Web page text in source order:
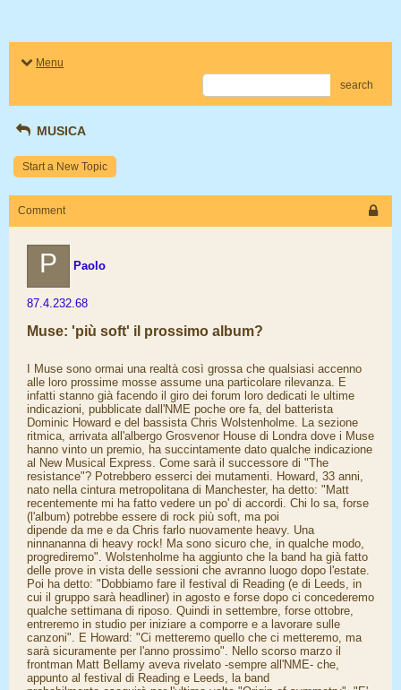
Menu
search
MUSICA
Start a New Topic
Comment
P Paolo
87.4.232.68
Muse: 'più soft' il prossimo album?
I Muse sono ormai una realtà così grossa che qualsiasi accenno
alle loro prossime mosse assume una particolare rilevanza. E
infatti stanno già facendo il giro dei forum loro dedicati le ultime
indicazioni, pubblicate dall'NME poche ore fa, del batterista
Dominic Howard e del bassista Chris Wolstenholme. La sezione
ritmica, arrivata all'albergo Grosvenor House di Londra dove i Muse
hanno vinto un premio, ha succintamente dato qualche indicazione
al New Musical Express. Come sarà il successore di "The
resistance"? Potrebbero esserci dei mutamenti. Howard, 33 anni,
nato nella cintura metropolitana di Manchester, ha detto: "Matt
recentemente mi ha fatto vedere un po' di accordi. Chi lo sa, forse
(l'album) potrebbe essere di rock più soft, ma poi
dipende da me e da Chris farlo nuovamente heavy. Una
ninnananna di heavy rock! Ma sono sicuro che, in qualche modo,
progrediremo". Wolstenholme ha aggiunto che la band ha già fatto
delle prove in vista delle sessioni che avranno luogo dopo l'estate.
Poi ha detto: "Dobbiamo fare il festival di Reading (e di Leeds, in
cui il gruppo sarà headliner) in agosto e forse dopo ci concederemo
qualche settimana di riposo. Quindi in settembre, forse ottobre,
entreremo in studio per iniziare a comporre e a lavorare sulle
canzoni". E Howard: "Ci metteremo quello che ci metteremo, ma
sarà sicuramente per l'anno prossimo". Nello scorso marzo il
frontman Matt Bellamy aveva rivelato -sempre all'NME- che,
appunto al festival di Reading e Leeds, la band